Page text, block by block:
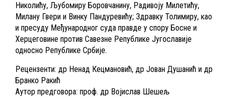
Николићу, Љубомиру Боровчанину, Радивоју Милетићу,
Милану Гвери и Винку Пандуревићу; Здравку Толимиру, као
и пресуду Међународног суда правде у спору Босне и
Херцеговине против Савезне Републике Југославије
односно Републике Србије.
Рецензенти: др Ненад Кецмановић, др Јован Душанић и др
Бранко Ракић
Аутор предговора: проф. др Војислав Шешељ